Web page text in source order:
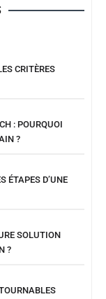
CRITÈRES
: POURQUOI
?
ÉTAPES D’UNE
SOLUTION
?